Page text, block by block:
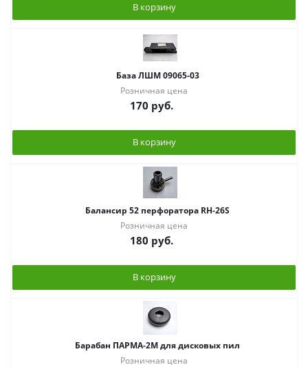
В корзину
База ЛШМ 09065-03
Розничная цена
170 руб.
В корзину
Балансир 52 перфоратора RH-26S
Розничная цена
180 руб.
В корзину
Барабан ПАРМА-2М для дисковых пил
Розничная цена